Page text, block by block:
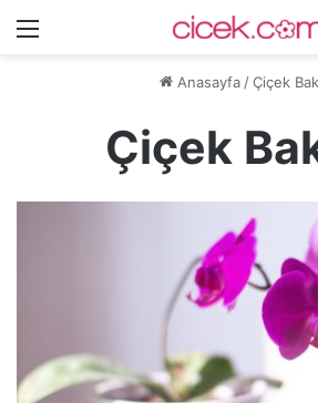
Menü
Anasayfa / Çiçek
Çiçek